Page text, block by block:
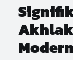
Modern